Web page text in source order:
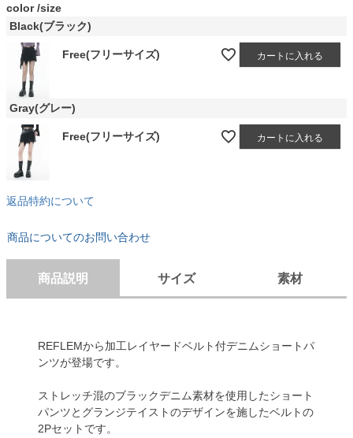
color size
Black(ブラック)
Free(フリーサイズ) カートに入れる
Gray(グレー)
Free(フリーサイズ) カートに入れる
返品特約について
商品についてのお問い合わせ
商品説明 サイズ 素材
REFLEMから加工レイヤードベルト付デニムショートパ
ンツが登場です。
ストレッチ混のブラックデニム素材を使用したショート
パンツとグランジテイストのデザインを施したベルトの
2Pセットです。